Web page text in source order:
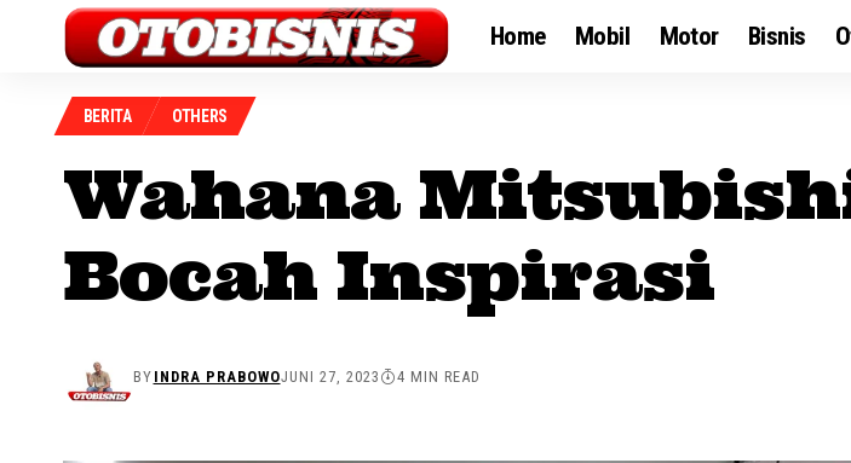
Home Mobil Motor Bisnis
BERITA OTHERS
Wahana
Bocah Inspirasi
BY INDRA PRABOWOJUNI 27, 2023 4 MIN READ